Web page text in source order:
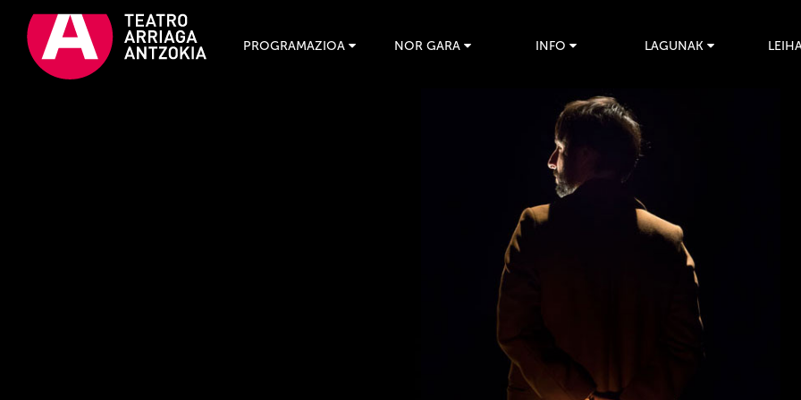
PROGRAMAZIOA NOR GARA INFO LAGUNAK